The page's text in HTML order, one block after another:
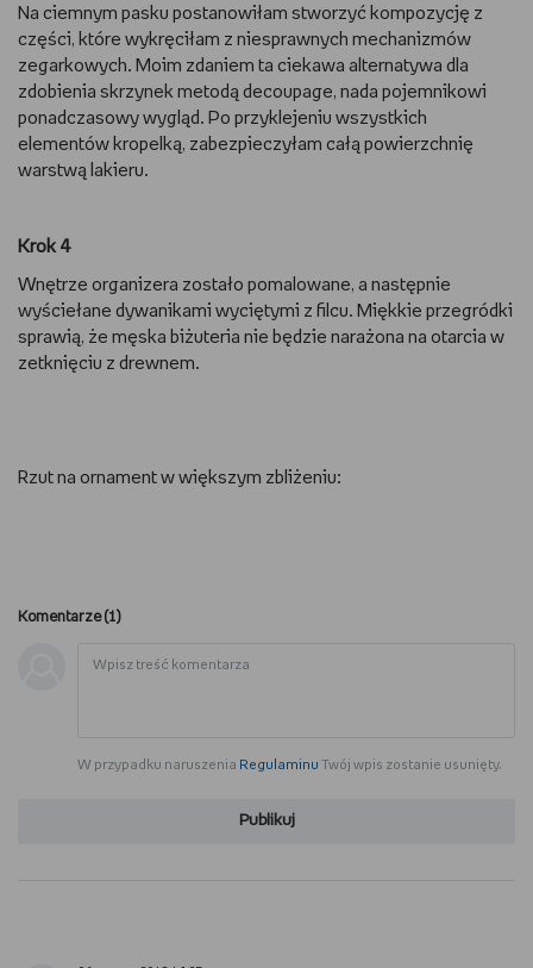
Na ciemnym pasku postanowiłam stworzyć kompozycję z
części, które wykręciłam z niesprawnych mechanizmów
zegarkowych. Moim zdaniem ta ciekawa alternatywa dla
zdobienia skrzynek metodą decoupage, nada pojemnikowi
ponadczasowy wygląd. Po przyklejeniu wszystkich
elementów kropelką, zabezpieczyłam całą powierzchnię
warstwą lakieru.
Krok 4
Wnętrze organizera zostało pomalowane, a następnie
wyściełane dywanikami wyciętymi z filcu. Miękkie przegródki
sprawią, że męska biżuteria nie będzie narażona na otarcia w
zetknięciu z drewnem.
Rzut na ornament w większym zbliżeniu:
Komentarze (1)
W przypadku naruszenia Regulaminu Twój wpis zostanie usunięty.
Publikuj